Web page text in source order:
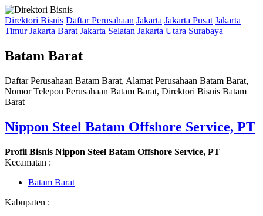
Direktori Bisnis Daftar Perusahaan Jakarta Jakarta Pusat Jakarta
Timur Jakarta Barat Jakarta Selatan Jakarta Utara Surabaya
Batam Barat
Daftar Perusahaan Batam Barat, Alamat Perusahaan Batam Barat,
Nomor Telepon Perusahaan Batam Barat, Direktori Bisnis Batam
Barat
Nippon Steel Batam Offshore Service, PT
Profil Bisnis Nippon Steel Batam Offshore Service, PT
Kecamatan :
Batam Barat
Kabupaten :